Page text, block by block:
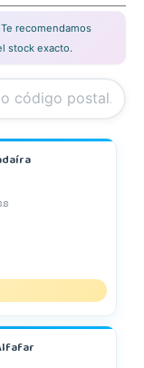
recomendamos
stock exacto.